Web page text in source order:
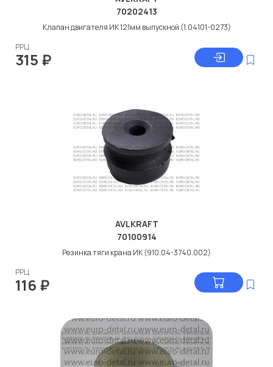
70202413
Клапан двигателя ИК 121мм выпускной (1.04101-0273)
РРЦ
315 ₽
AVLKRAFT
70100914
Резинка тяги крана ИК (910.04-3740.002)
РРЦ
116 ₽